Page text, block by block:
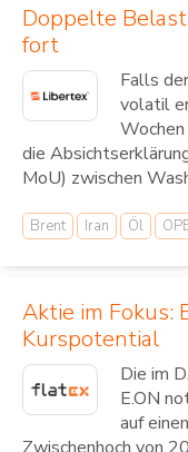
Doppelte
fort
Falls
volatil
die
MoU) zwischen
Brent Iran Öl
Aktie im Fokus:
Kurspotential
Die im
E.ON
auf